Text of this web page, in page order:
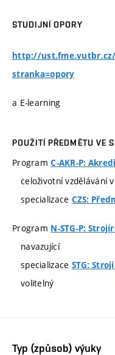
STUDIJNÍ OPORY
http://
stranka=opory
a E-learning
POUŽITÍ PŘEDMĚTU VE
ProgramC-AKR-P:
celoživotní vzdělávání
specializace CZS:
Program N-STG-P:
navazující
specializace STG:
volitelný
Typ (způsob) výuky